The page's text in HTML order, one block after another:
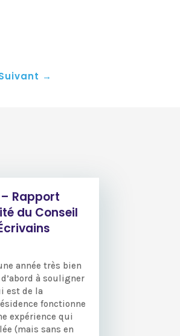
→
Rapport
du Conseil
année très bien
à souligner
est de la
fonctionne
expérience qui
(mais sans en